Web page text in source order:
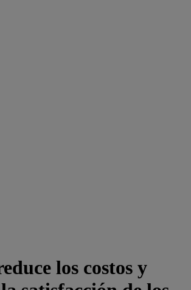
los costos y